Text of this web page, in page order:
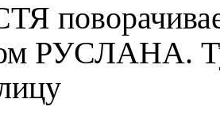
РУСЛАНА.